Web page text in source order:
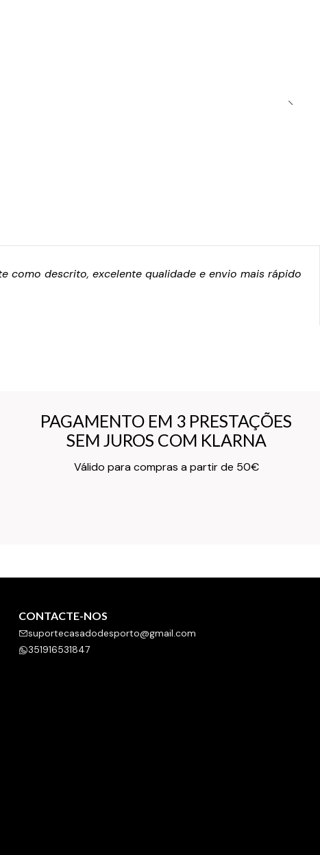
como descrito, excelente qualidade e envio mais rápido
PAGAMENTO EM 3 PRESTAÇÕES
SEM JUROS COM KLARNA
Válido para compras a partir de 50€
PAGAMENTO EM 3 PRESTAÇÕES
SEM JUROS COM KLARNA
Texto do Verso do Cartão de Informação
CONTACTE-NOS
suportecasadodesporto@gmail.com
351916531847